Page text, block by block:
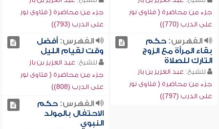
جزء من محاضرة ( فتاوى نور
على الدرب (770))
جزء من محاضرة ( فتاوى نور
على الدرب (793))
الفهرس:حكم
بقاء المرأة مع الزوج
التارك للصلاة
للشيخ: عبد العزيز بن باز
جزء من محاضرة ( فتاوى نور
على الدرب (797))
الفهرس:أفضل
وقت لقيام الليل
للشيخ: عبد العزيز بن باز
جزء من محاضرة ( فتاوى نور
على الدرب (808))
الفهرس:حكم
الاحتفال بالمولد
النبوي